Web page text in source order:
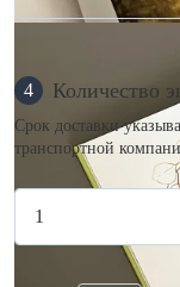
4 Количество
Срок доставки
транспортной